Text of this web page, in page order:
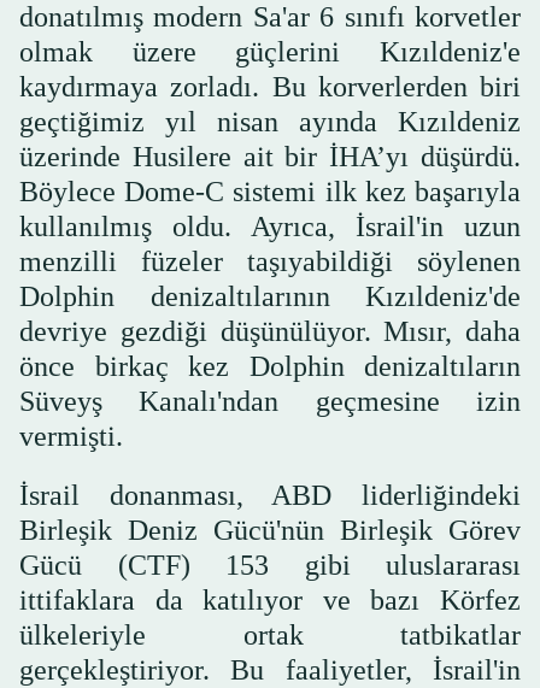
donatılmış modern Sa'ar 6 sınıfı korvetler
olmak üzere güçlerini Kızıldeniz'e
kaydırmaya zorladı. Bu korverlerden biri
geçtiğimiz yıl nisan ayında Kızıldeniz
üzerinde Husilere ait bir İHA’yı düşürdü.
Böylece Dome-C sistemi ilk kez başarıyla
kullanılmış oldu. Ayrıca, İsrail'in uzun
menzilli füzeler taşıyabildiği söylenen
Dolphin denizaltılarının Kızıldeniz'de
devriye gezdiği düşünülüyor. Mısır, daha
önce birkaç kez Dolphin denizaltıların
Süveyş Kanalı'ndan geçmesine izin
vermişti.
İsrail donanması, ABD liderliğindeki
Birleşik Deniz Gücü'nün Birleşik Görev
Gücü (CTF) 153 gibi uluslararası
ittifaklara da katılıyor ve bazı Körfez
ülkeleriyle ortak tatbikatlar
gerçekleştiriyor. Bu faaliyetler, İsrail'in